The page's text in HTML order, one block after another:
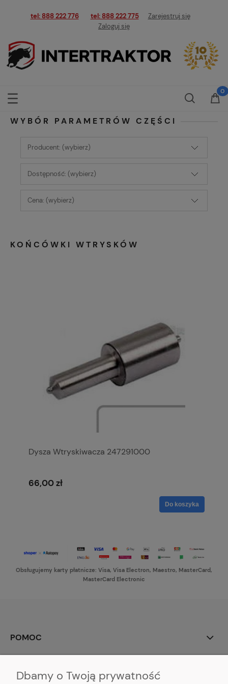
tel: 888 222 776 tel: 888 222 775
Zarejestruj się
Zaloguj się
WYBÓR PARAMETRÓW CZĘŚCI
Producent: (wybierz)
Dostępność: (wybierz)
Cena: (wybierz)
KOŃCÓWKI WTRYSKÓW
Dysza Wtryskiwacza 247291000
66,00 zł
Do koszyka
Obsługujemy karty płatnicze: Visa, Visa Electron, Maestro, MasterCard,
MasterCard Electronic
POMOC
Dbamy o Twoją prywatność